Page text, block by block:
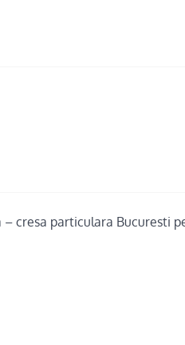
– cresa particulara Bucuresti